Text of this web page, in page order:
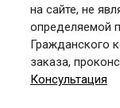
на сайте, не
определяемой
Гражданского
заказа,
Консультация